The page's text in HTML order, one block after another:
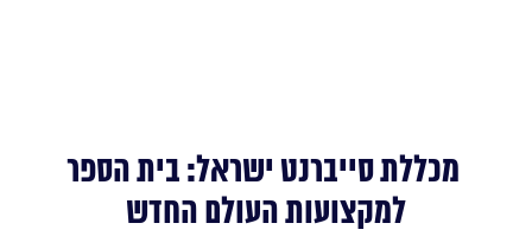
מכללת סייברנט ישראל: בית הספר
למקצועות העולם החדש